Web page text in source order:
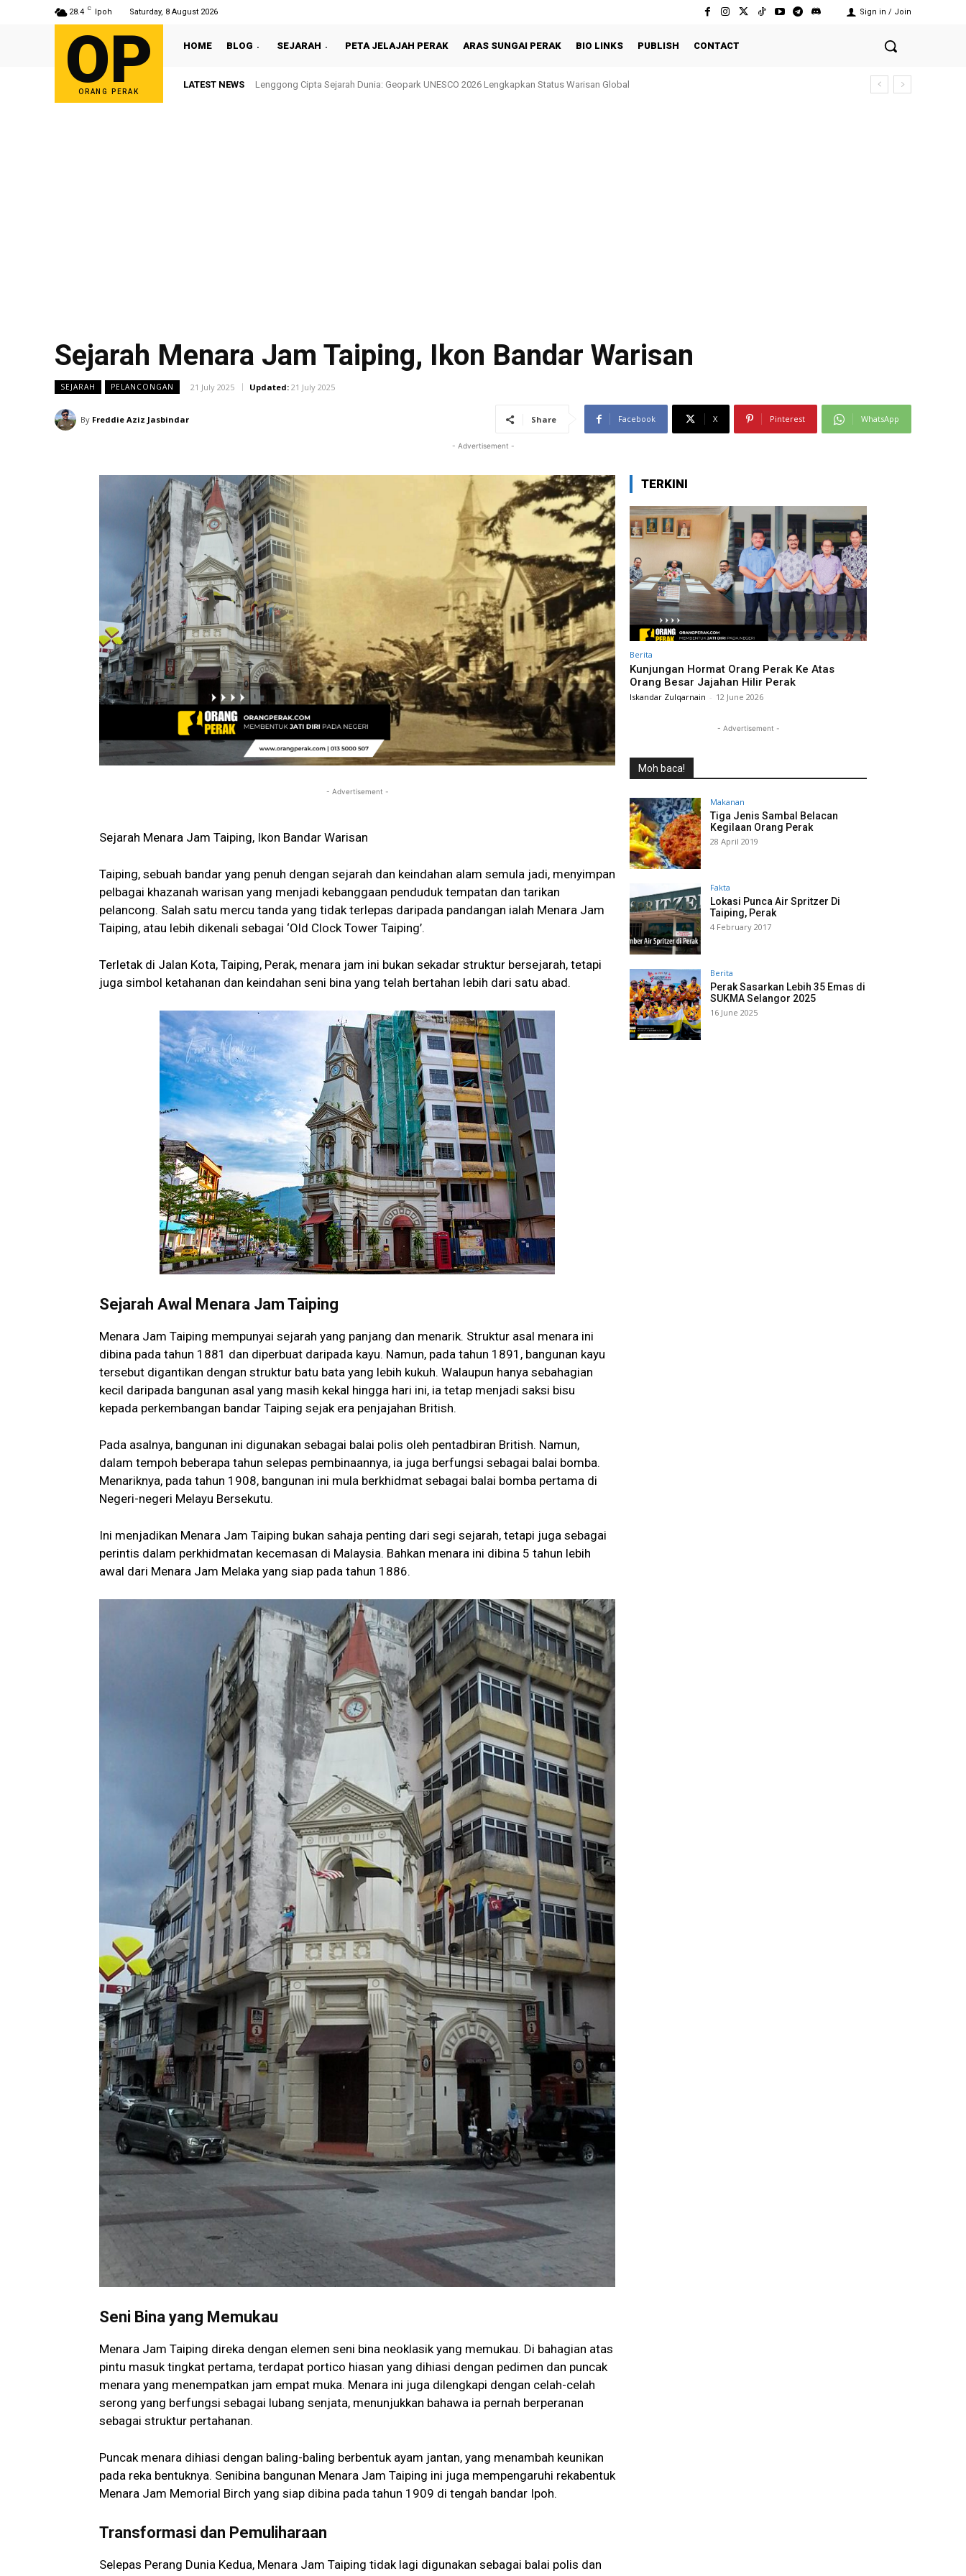
28.4 C Ipoh Saturday, 8 August 2026 Sign in / Join
OP
ORANG PERAK
HOME BLOG SEJARAH PETA JELAJAH PERAK ARAS SUNGAI PERAK BIO LINKS PUBLISH CONTACT
LATEST NEWS Sultan Nazrin Shah Berbuka Puasa Bersama Rakyat di Behrang Stesen
Sejarah Menara Jam Taiping, Ikon Bandar Warisan
SEJARAH PELANCONGAN 21 July 2025 Updated: 21 July 2025
By Freddie Aziz Jasbindar Share Facebook X Pinterest WhatsApp
- Advertisement -
- Advertisement -
Sejarah Menara Jam Taiping, Ikon Bandar Warisan
Taiping, sebuah bandar yang penuh dengan sejarah dan keindahan alam semula jadi, menyimpan
pelbagai khazanah warisan yang menjadi kebanggaan penduduk tempatan dan tarikan
pelancong. Salah satu mercu tanda yang tidak terlepas daripada pandangan ialah Menara Jam
Taiping, atau lebih dikenali sebagai ‘Old Clock Tower Taiping’.
Terletak di Jalan Kota, Taiping, Perak, menara jam ini bukan sekadar struktur bersejarah, tetapi
juga simbol ketahanan dan keindahan seni bina yang telah bertahan lebih dari satu abad.
Sejarah Awal Menara Jam Taiping
Menara Jam Taiping mempunyai sejarah yang panjang dan menarik. Struktur asal menara ini
dibina pada tahun 1881 dan diperbuat daripada kayu. Namun, pada tahun 1891, bangunan kayu
tersebut digantikan dengan struktur batu bata yang lebih kukuh. Walaupun hanya sebahagian
kecil daripada bangunan asal yang masih kekal hingga hari ini, ia tetap menjadi saksi bisu
kepada perkembangan bandar Taiping sejak era penjajahan British.
Pada asalnya, bangunan ini digunakan sebagai balai polis oleh pentadbiran British. Namun,
dalam tempoh beberapa tahun selepas pembinaannya, ia juga berfungsi sebagai balai bomba.
Menariknya, pada tahun 1908, bangunan ini mula berkhidmat sebagai balai bomba pertama di
Negeri-negeri Melayu Bersekutu.
Ini menjadikan Menara Jam Taiping bukan sahaja penting dari segi sejarah, tetapi juga sebagai
perintis dalam perkhidmatan kecemasan di Malaysia. Bahkan menara ini dibina 5 tahun lebih
awal dari Menara Jam Melaka yang siap pada tahun 1886.
Seni Bina yang Memukau
Menara Jam Taiping direka dengan elemen seni bina neoklasik yang memukau. Di bahagian atas
pintu masuk tingkat pertama, terdapat portico hiasan yang dihiasi dengan pedimen dan puncak
menara yang menempatkan jam empat muka. Menara ini juga dilengkapi dengan celah-celah
serong yang berfungsi sebagai lubang senjata, menunjukkan bahawa ia pernah berperanan
sebagai struktur pertahanan.
Puncak menara dihiasi dengan baling-baling berbentuk ayam jantan, yang menambah keunikan
pada reka bentuknya. Senibina bangunan Menara Jam Taiping ini juga mempengaruhi rekabentuk
Menara Jam Memorial Birch yang siap dibina pada tahun 1909 di tengah bandar Ipoh.
Transformasi dan Pemuliharaan
Selepas Perang Dunia Kedua, Menara Jam Taiping tidak lagi digunakan sebagai balai polis dan
TERKINI
Berita
Kunjungan Hormat Orang Perak Ke Atas
Orang Besar Jajahan Hilir Perak
Iskandar Zulqarnain - 12 June 2026
- Advertisement -
Moh baca!
Makanan
Tiga Jenis Sambal Belacan
Kegilaan Orang Perak
28 April 2019
Fakta
Lokasi Punca Air Spritzer Di
Taiping, Perak
4 February 2017
Berita
Perak Sasarkan Lebih 35 Emas di
SUKMA Selangor 2025
16 June 2025